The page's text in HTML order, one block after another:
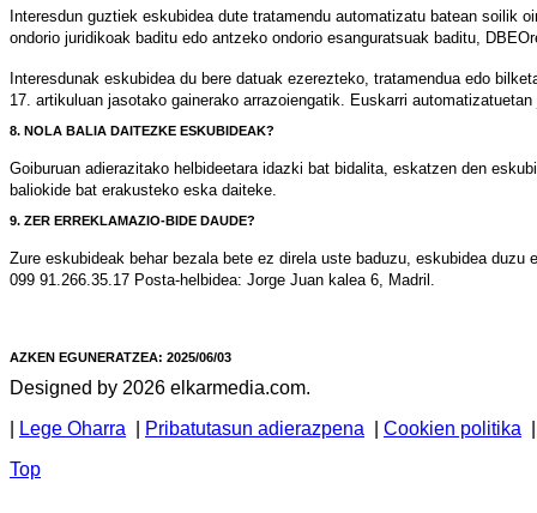
Interesdun guztiek eskubidea dute tratamendu automatizatu batean soilik
ondorio juridikoak baditu edo antzeko ondorio esanguratsuak baditu,
Interesdunak eskubidea du bere datuak ezerezteko, tratamendua edo
17. artikuluan jasotako gainerako arrazoiengatik. Euskarri
8. NOLA BALIA DAITEZKE ESKUBIDEAK?
Goiburuan adierazitako helbideetara idazki bat bidalita, eskatzen den
baliokide bat erakusteko eska daiteke.
9. ZER ERREKLAMAZIO-BIDE DAUDE?
Zure eskubideak behar bezala bete ez direla uste baduzu, eskubidea
099 91.266.35.17 Posta-helbidea: Jorge Juan kalea 6, Madril.
AZKEN EGUNERATZEA: 2025/06/03
Designed by 2026 elkarmedia.com.
Lege Oharra Pribatutasun adierazpena Cookien politika
Top